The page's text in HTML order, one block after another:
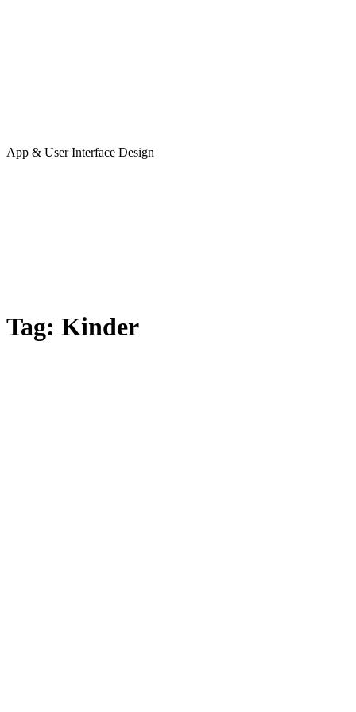
App & User Interface Design
Tag: Kinder